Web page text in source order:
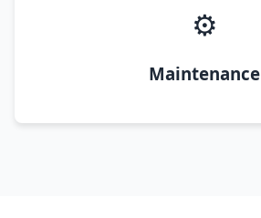
⚙️
Maintenance